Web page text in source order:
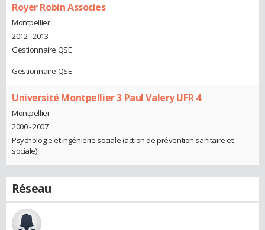
Royer Robin Associes
Montpellier
2012 - 2013
Gestionnaire QSE
Gestionnaire QSE
Université Montpellier 3 Paul Valery UFR 4
Montpellier
2000 - 2007
Psychologie et ingénierie sociale (action de prévention sanitaire et
sociale)
Réseau